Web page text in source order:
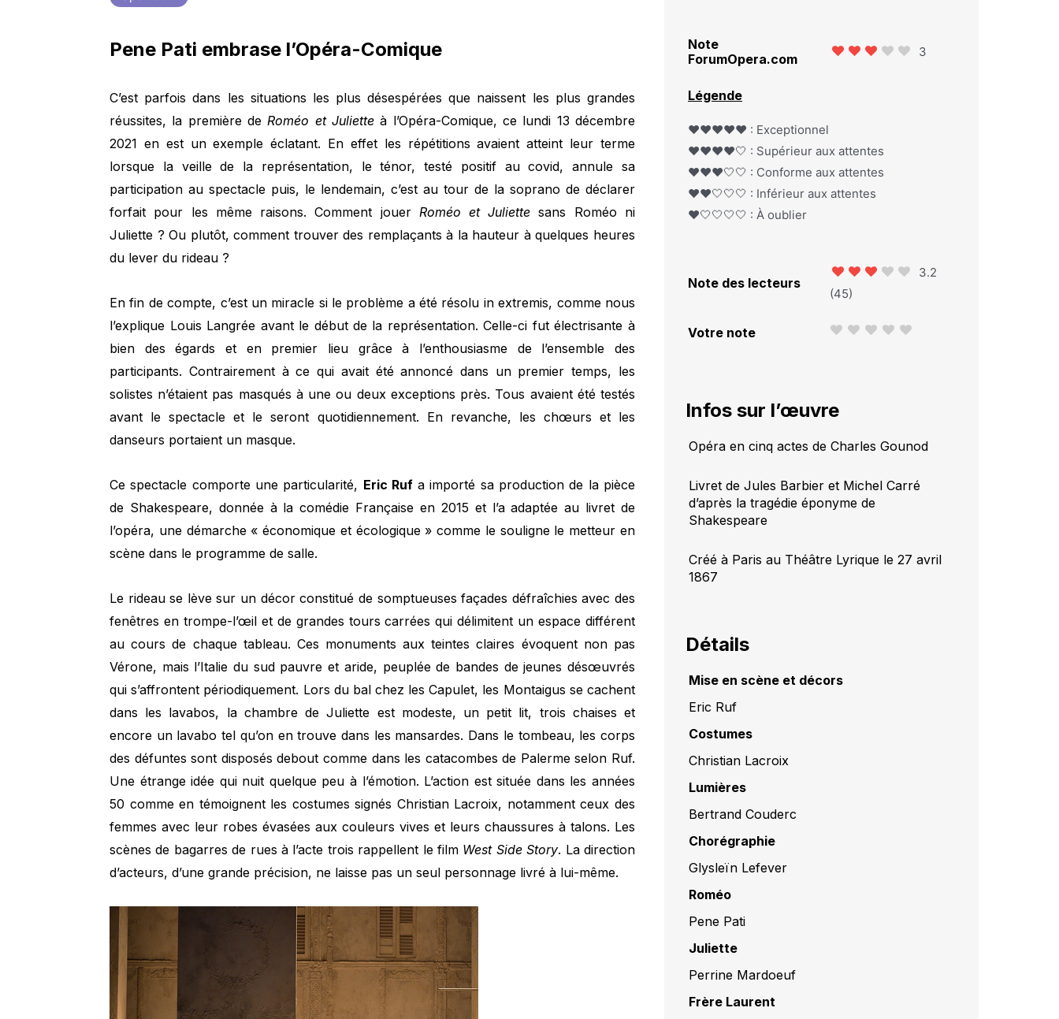
Pene Pati embrase l’Opéra-Comique
C’est parfois dans les situations les plus désespérées que naissent les plus grandes
réussites, la première deRoméo et Juliette à l’Opéra-Comique, ce lundi 13 décembre
2021 en est un exemple éclatant. En effet les répétitions avaient atteint leur terme
lorsque la veille de la représentation, le ténor, testé positif au covid, annule sa
participation au spectacle puis, le lendemain, c’est au tour de la soprano de déclarer
forfait pour les même raisons. Comment jouer Roméo et Juliette sans Roméo ni
Juliette ? Ou plutôt, comment trouver des remplaçants à la hauteur à quelques heures
du lever du rideau ?
En fin de compte, c’est un miracle si le problème a été résolu in extremis, comme nous
l’explique Louis Langrée avant le début de la représentation. Celle-ci fut électrisante à
bien des égards et en premier lieu grâce à l’enthousiasme de l’ensemble des
participants. Contrairement à ce qui avait été annoncé dans un premier temps, les
solistes n’étaient pas masqués à une ou deux exceptions près. Tous avaient été testés
avant le spectacle et le seront quotidiennement. En revanche, les chœurs et les
danseurs portaient un masque.
Ce spectacle comporte une particularité, Eric Rufa importé sa production de la pièce
de Shakespeare, donnée à la comédie Française en 2015 et l’a adaptée au livret de
l’opéra, une démarche « économique et écologique » comme le souligne le metteur en
scène dans le programme de salle.
Le rideau se lève sur un décor constitué de somptueuses façades défraîchies avec des
fenêtres en trompe-l’œil et de grandes tours carrées qui délimitent un espace différent
au cours de chaque tableau. Ces monuments aux teintes claires évoquent non pas
Vérone, mais l’Italie du sud pauvre et aride, peuplée de bandes de jeunes désœuvrés
qui s’affrontent périodiquement. Lors du bal chez les Capulet, les Montaigus se cachent
dans les lavabos, la chambre de Juliette est modeste, un petit lit, trois chaises et
encore un lavabo tel qu’on en trouve dans les mansardes. Dans le tombeau, les corps
des défuntes sont disposés debout comme dans les catacombes de Palerme selon Ruf.
Une étrange idée qui nuit quelque peu à l’émotion. L’action est située dans les années
50 comme en témoignent les costumes signés Christian Lacroix, notamment ceux des
femmes avec leur robes évasées aux couleurs vives et leurs chaussures à talons. Les
scènes de bagarres de rues à l’acte trois rappellent le film West Side Story. La direction
d’acteurs, d’une grande précision, ne laisse pas un seul personnage livré à lui-même.
Note
ForumOpera.com
3
Légende
❤️❤️❤️❤️❤️ : Exceptionnel
❤️❤️❤️❤️🤍 : Supérieur aux attentes
❤️❤️❤️🤍🤍 : Conforme aux attentes
❤️❤️🤍🤍🤍 : Inférieur aux attentes
❤️🤍🤍🤍🤍 : À oublier
Note des lecteurs
3.2
(45)
Votre note
Infos sur l’œuvre
Opéra en cinq actes de Charles Gounod
Livret de Jules Barbier et Michel Carré
d’après la tragédie éponyme de
Shakespeare
Créé à Paris au Théâtre Lyrique le 27 avril
1867
Détails
Mise en scène et décors
Eric Ruf
Costumes
Christian Lacroix
Lumières
Bertrand Couderc
Chorégraphie
Glysleïn Lefever
Roméo
Pene Pati
Juliette
Perrine Mardoeuf
Frère Laurent